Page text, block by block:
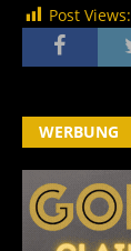
Post Views:
WERBUNG